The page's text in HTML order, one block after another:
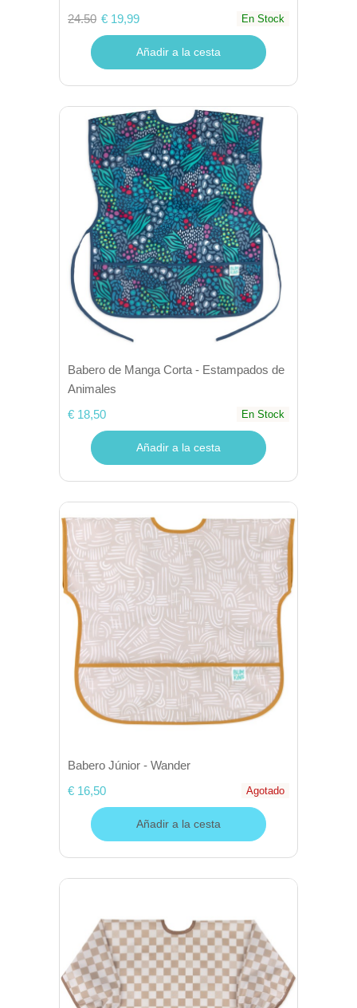
24.50 € 19,99 En Stock
Añadir a la cesta
Babero de Manga Corta - Estampados de
Animales
€ 18,50
En Stock
Añadir a la cesta
Babero Júnior - Wander
€ 16,50
Agotado
Añadir a la cesta